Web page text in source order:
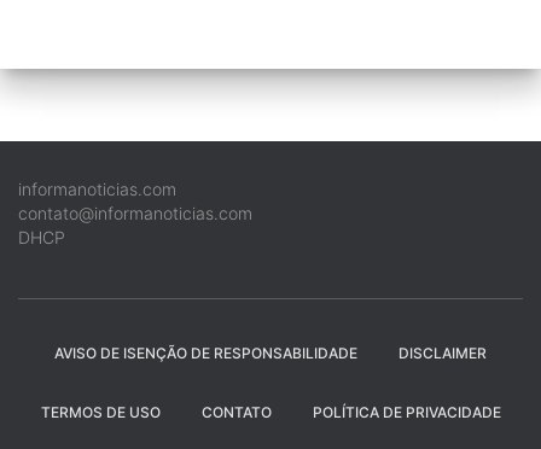
informanoticias.com
contato@informanoticias.com
DHCP
AVISO DE ISENÇÃO DE RESPONSABILIDADE DISCLAIMER
TERMOS DE USO CONTATO POLÍTICA DE PRIVACIDADE